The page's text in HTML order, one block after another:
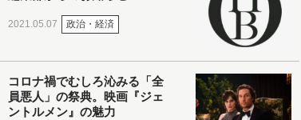
2021.05.07 政治・経済
コロナ禍でむしろ沁みる「全
員悪人」の祭典。映画『ジェ
ントルメン』の魅力